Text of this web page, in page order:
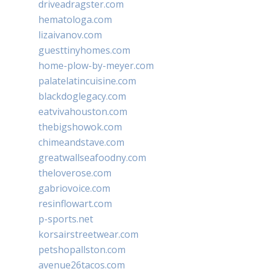
driveadragster.com
hematologa.com
lizaivanov.com
guesttinyhomes.com
home-plow-by-meyer.com
palatelatincuisine.com
blackdoglegacy.com
eatvivahouston.com
thebigshowok.com
chimeandstave.com
greatwallseafoodny.com
theloverose.com
gabriovoice.com
resinflowart.com
p-sports.net
korsairstreetwear.com
petshopallston.com
avenue26tacos.com